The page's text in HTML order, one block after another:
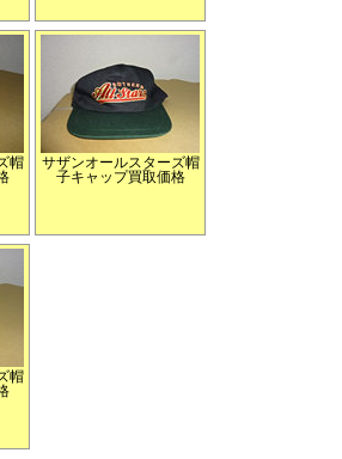
帽
サザンオールスターズ帽
子キャップ買取価格
帽